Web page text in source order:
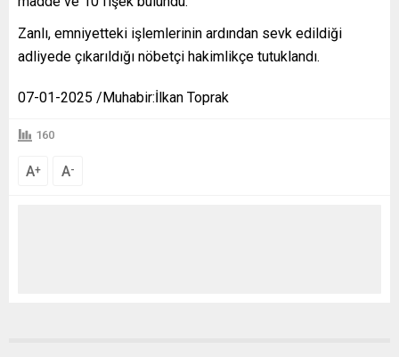
Zanlı, emniyetteki işlemlerinin ardından sevk edildiği
adliyede çıkarıldığı nöbetçi hakimlikçe tutuklandı.
07-01-2025 /Muhabir:İlkan Toprak
160
A+ A-